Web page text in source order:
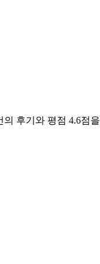
후기와 평점 4.6점을